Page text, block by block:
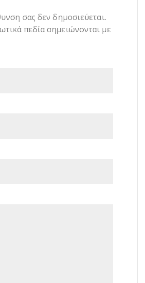
σας δεν δημοσιεύεται.
πεδία σημειώνονται με